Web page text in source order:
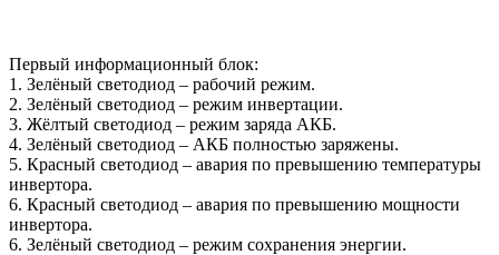
Первый информационный блок:
1. Зелёный светодиод – рабочий режим.
2. Зелёный светодиод – режим инвертации.
3. Жёлтый светодиод – режим заряда АКБ.
4. Зелёный светодиод – АКБ полностью заряжены.
5. Красный светодиод – авария по превышению температуры
инвертора.
6. Красный светодиод – авария по превышению мощности
инвертора.
6. Зелёный светодиод – режим сохранения энергии.